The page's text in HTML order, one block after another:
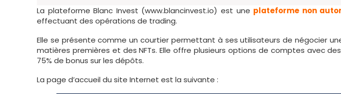
La plateforme Blanc Invest (www.blancinvest.io) est une plateforme non
effectuant des opérations de trading.
Elle se présente comme un courtier permettant à ses utilisateurs de négocier
matières premières et des NFTs. Elle offre plusieurs options de comptes avec
75% de bonus sur les dépôts.
La page d’accueil du site Internet est la suivante :